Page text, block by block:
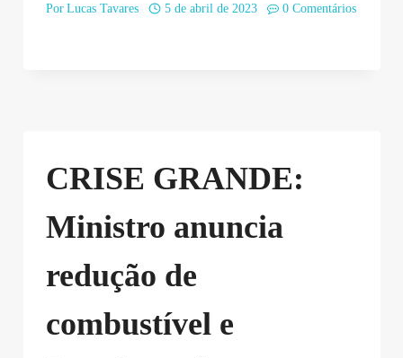
Por Lucas Tavares 5 de abril de 2023 0 Comentários
CRISE GRANDE:
Ministro anuncia
redução de
combustível e